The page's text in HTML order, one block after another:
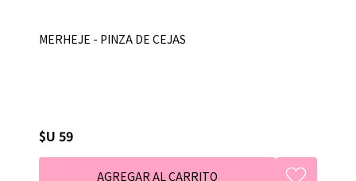
MERHEJE - PINZA DE CEJAS
$U 59